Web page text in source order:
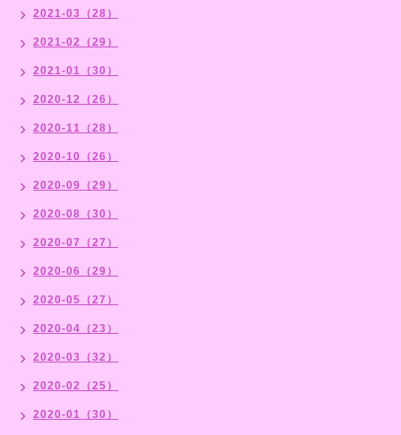
2021-03（28）
2021-02（29）
2021-01（30）
2020-12（26）
2020-11（28）
2020-10（26）
2020-09（29）
2020-08（30）
2020-07（27）
2020-06（29）
2020-05（27）
2020-04（23）
2020-03（32）
2020-02（25）
2020-01（30）